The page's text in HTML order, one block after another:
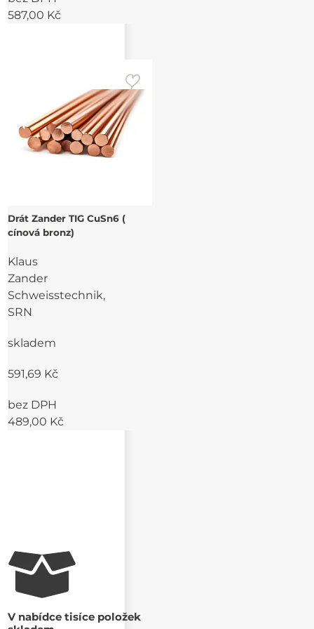
587,00 Kč
Drát Zander TIG CuSn6 (
cínová bronz)
Klaus
Zander
Schweisstechnik,
SRN
skladem
591,69 Kč
bez DPH
489,00 Kč
V nabídce tisíce položek